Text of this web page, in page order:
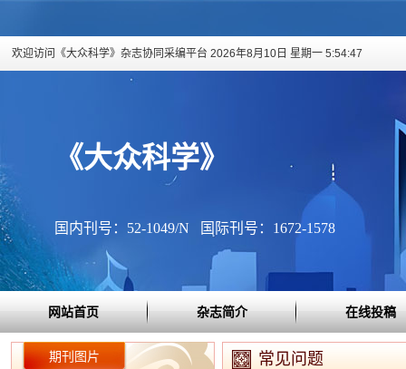
欢迎访问《大众科学》杂志协同采编平台 2026年8月10日 星期一 5:54:47
《大众科学》
国内刊号：52-1049/N 国际刊号：1672-1578
网站首页 杂志简介 在线投稿
期刊图片 常见问题